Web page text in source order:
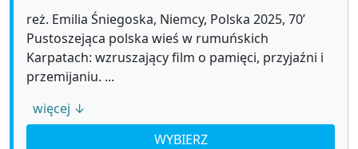
reż. Emilia Śniegoska, Niemcy, Polska 2025, 70’
Pustoszejąca polska wieś w rumuńskich
Karpatach: wzruszający film o pamięci, przyjaźni i
przemijaniu. ...
więcej ↓
WYBIERZ